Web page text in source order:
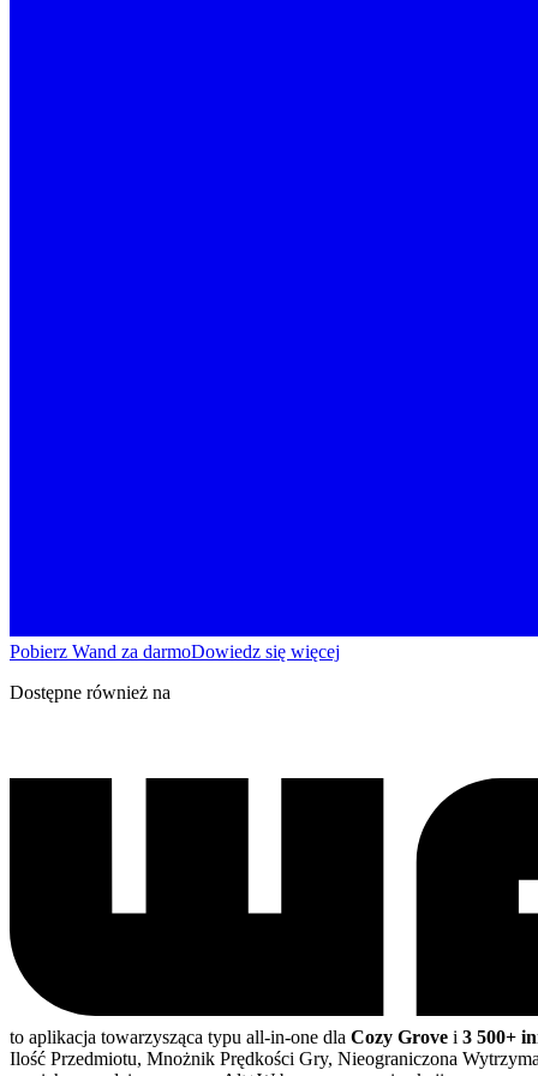
Pobierz Wand za darmoDowiedz się więcej
Dostępne również na
to aplikacja towarzysząca typu all-in-one dla Cozy Grove i 3 500+
Ilość Przedmiotu, Mnożnik Prędkości Gry, Nieograniczona